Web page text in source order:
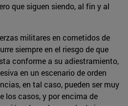
que siguen siendo, al fin y al
militares en cometidos de
siempre en el riesgo de que
conforme a su adiestramiento,
en un escenario de orden
en tal caso, pueden ser muy
los casos, y por encima de